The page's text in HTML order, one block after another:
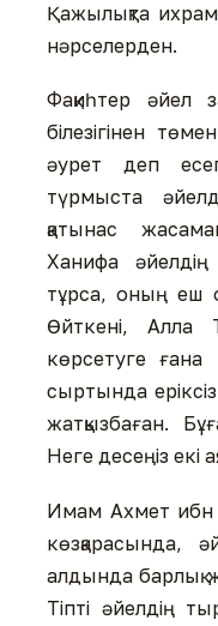
Қажылықта
нәрселерден.
Фақиһтер әйел
білезігінен
әурет деп
түрмыста
қатынас
Ханифа
тұрса, оның еш
Өйткені, Алла
көрсетуге
сыртында
жатқызбаған.
Неге десеңіз екі
Имам Ахмет ибн
көзқарасында,
алдында барлық
Тіпті әйелдің